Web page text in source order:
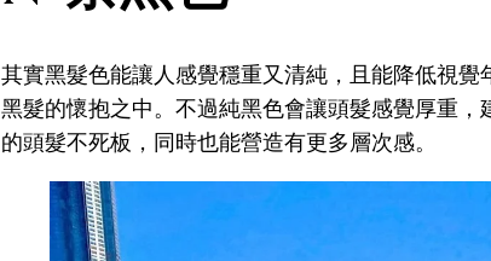
其實黑髮色能讓人感覺穩重又清純，且能降低視覺
黑髮的懷抱之中。不過純黑色會讓頭髮感覺厚重
的頭髮不死板，同時也能營造有更多層次感。